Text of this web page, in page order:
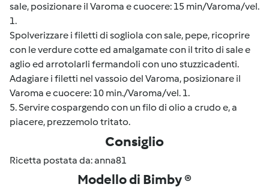
sale, posizionare il Varoma e cuocere: 15 min/Varoma/vel.
1.
Spolverizzare i filetti di sogliola con sale, pepe, ricoprire
con le verdure cotte ed amalgamate con il trito di sale e
aglio ed arrotolarli fermandoli con uno stuzzicadenti.
Adagiare i filetti nel vassoio del Varoma, posizionare il
Varoma e cuocere: 10 min./Varoma/vel. 1.
5. Servire cospargendo con un filo di olio a crudo e, a
piacere, prezzemolo tritato.
Consiglio
Ricetta postata da: anna81
Modello di Bimby ®